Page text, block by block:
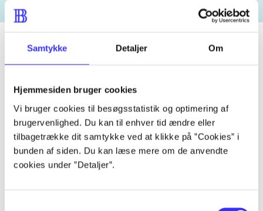
Samtykke Detaljer Om
Hjemmesiden bruger cookies
Vi bruger cookies til besøgsstatistik og optimering af
brugervenlighed. Du kan til enhver tid ændre eller
tilbagetrække dit samtykke ved at klikke på ”Cookies” i
bunden af siden. Du kan læse mere om de anvendte
cookies under ”Detaljer”.
Artiklen er en del af
lorem ipsum dolor sit amet ...
Artiklerne ihandler ofte om